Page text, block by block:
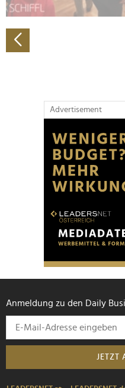
haben oder die sie im
gesammelt haben.
Advertisement
Anmeldung zu den Daily
JETZT